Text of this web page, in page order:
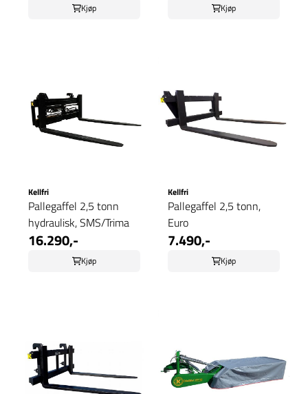
Kjøp Kjøp
Kellfri
Pallegaffel 2,5 tonn
hydraulisk, SMS/Trima
16.290,-
Kjøp
Kellfri
Pallegaffel 2,5 tonn,
Euro
7.490,-
Kjøp